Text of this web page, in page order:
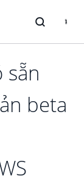
sẵn
beta